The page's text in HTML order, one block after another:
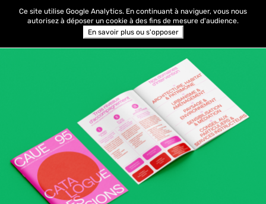
Ce site utilise Google Analytics. En continuant à naviguer, vous nous
autorisez à déposer un cookie à des fins de mesure d'audience.
En savoir plus ou s'opposer